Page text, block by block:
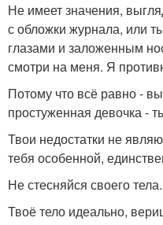
Не имеет значения,
с обложки журнала, или
глазами и заложенным
смотри на меня. Я
Потому что всё равно -
простуженная девочка -
Твои недостатки не
тебя особенной,
Не стесняйся своего тела.
Твоё тело идеально,